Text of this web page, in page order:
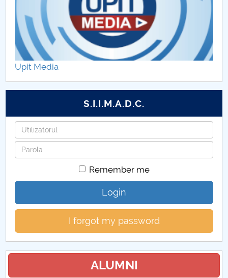
Upit Media
S.I.I.M.A.D.C.
Username
Password
Remember me
Login
I forgot my password
ALUMNI